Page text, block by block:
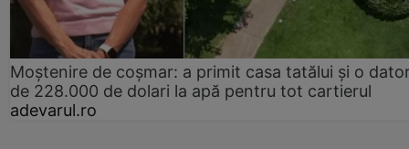
Moștenire de coșmar: a primit casa tatălui și o
de 228.000 de dolari la apă pentru tot cartierul
adevarul.ro